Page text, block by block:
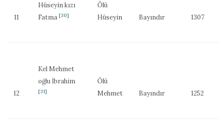
11
Hüseyin kızı
Fatma [30]
Ölü
Hüseyin
Bayındır 1307
12
Kel Mehmet
oğlu İbrahim
[31]
Ölü
Mehmet
Bayındır 1252